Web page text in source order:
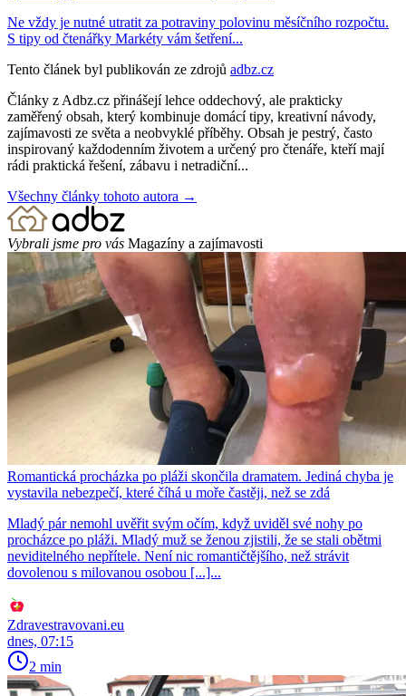
Ne vždy je nutné utratit za potraviny polovinu měsíčního rozpočtu.
S tipy od čtenářky Markéty vám šetření...
Tento článek byl publikován ze zdrojů adbz.cz
Články z Adbz.cz přinášejí lehce oddechový, ale prakticky
zaměřený obsah, který kombinuje domácí tipy, kreativní návody,
zajímavosti ze světa a neobvyklé příběhy. Obsah je pestrý, často
inspirovaný každodenním životem a určený pro čtenáře, kteří mají
rádi praktická řešení, zábavu i netradiční...
Všechny články tohoto autora →
Vybrali jsme pro vás Magazíny a zajímavosti
Romantická procházka po pláži skončila dramatem. Jediná chyba je
vystavila nebezpečí, které číhá u moře častěji, než se zdá
Mladý pár nemohl uvěřit svým očím, když uviděl své nohy po
procházce po pláži. Mladý muž se ženou zjistili, že se stali obětmi
neviditelného nepřítele. Není nic romantičtějšího, než strávit
dovolenou s milovanou osobou [...]...
Zdravestravovani.eu
dnes, 07:15
2 min